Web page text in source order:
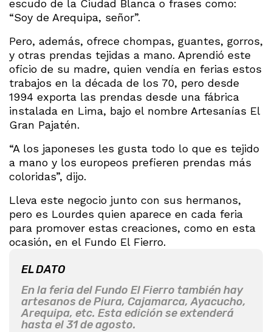
escudo de la Ciudad Blanca o frases como:
“Soy de Arequipa, señor”.
Pero, además, ofrece chompas, guantes, gorros,
y otras prendas tejidas a mano. Aprendió este
oficio de su madre, quien vendía en ferias estos
trabajos en la década de los 70, pero desde
1994 exporta las prendas desde una fábrica
instalada en Lima, bajo el nombre Artesanías El
Gran Pajatén.
“A los japoneses les gusta todo lo que es tejido
a mano y los europeos prefieren prendas más
coloridas”, dijo.
Lleva este negocio junto con sus hermanos,
pero es Lourdes quien aparece en cada feria
para promover estas creaciones, como en esta
ocasión, en el Fundo El Fierro.
EL DATO
En la feria del Fundo El Fierro también hay
artesanos de Piura, Cajamarca, Ayacucho,
Arequipa, etc. Esta edición se extenderá
hasta el 31 de agosto.